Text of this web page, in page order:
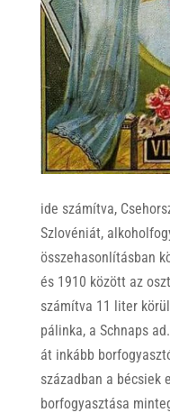
ide számítva,
Szlovéniát,
összehasonlításban
és 1910 között az
számítva 11 liter
pálinka, a Schnaps
át inkább
században a bécsiek
borfogyasztása